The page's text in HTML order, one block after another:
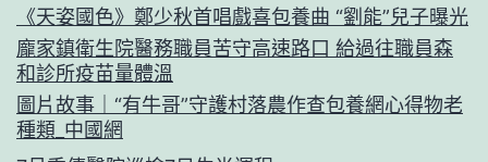
《天姿國色》鄭少秋首唱戲喜包養曲 “劉能”兒子曝光
龐家鎮衛生院醫務職員苦守高速路口 給過往職員森
和診所疫苗量體溫
圖片故事｜“有牛哥”守護村落農作查包養網心得物老
種類_中國網